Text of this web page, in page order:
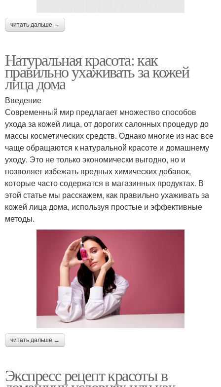
читать дальше →
Натуральная красота: как
правильно ухаживать за кожей
лица дома
Введение
Современный мир предлагает множество способов
ухода за кожей лица, от дорогих салонных процедур до
массы косметических средств. Однако многие из нас все
чаще обращаются к натуральной красоте и домашнему
уходу. Это не только экономически выгодно, но и
позволяет избежать вредных химических добавок,
которые часто содержатся в магазинных продуктах. В
этой статье мы расскажем, как правильно ухаживать за
кожей лица дома, используя простые и эффективные
методы.
читать дальше →
Экспресс рецепт красоты в